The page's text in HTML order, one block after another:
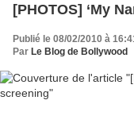
[PHOTOS] ‘My
Publié le 08/02/2010 à
Par Le Blog de Bollywood